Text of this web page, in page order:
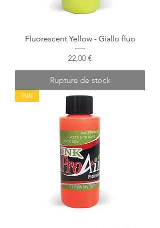
Fluorescent Yellow - Giallo fluo
Prix
22,00 €
Rupture de stock
INK